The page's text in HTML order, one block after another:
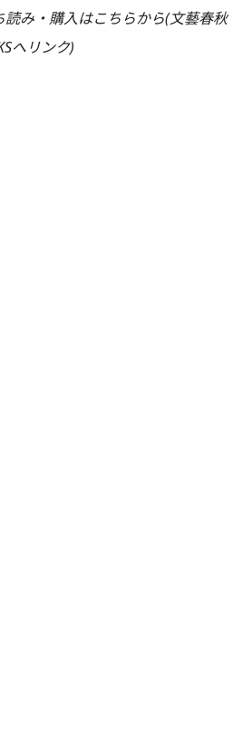
読み・購入はこちらから(文藝春秋
へリンク)